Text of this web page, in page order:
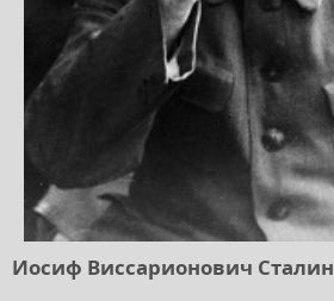
Иосиф Виссарионович Сталин